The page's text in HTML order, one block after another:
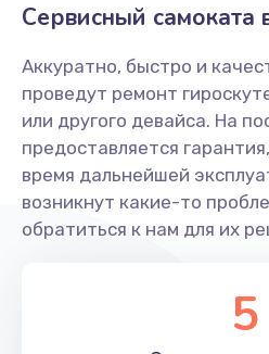
1950
Ремонт
2500
Замена
660
Сервисный самоката
Аккуратно, быстро и
проведут ремонт
или другого девайса. На
предоставляется
время дальнейшей
возникнут какие-то
обратиться к нам для их
5